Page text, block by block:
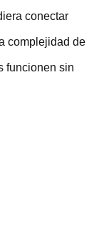
conectar
complejidad de
funcionen sin